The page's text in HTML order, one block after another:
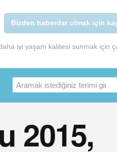
iyi yaşam kalitesi sunmak için
Bizden haberdar olmak için
2015,